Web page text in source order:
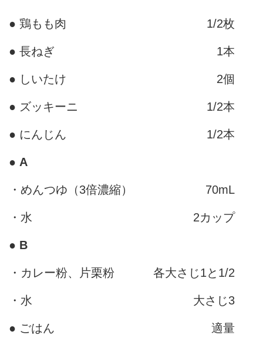
● 鶏もも肉 1/2枚
● 長ねぎ 1本
● しいたけ 2個
● ズッキーニ 1/2本
● にんじん 1/2本
● A
・めんつゆ（3倍濃縮） 70mL
・水 2カップ
● B
・カレー粉、片栗粉 各大さじ1と1/2
・水 大さじ3
● ごはん 適量